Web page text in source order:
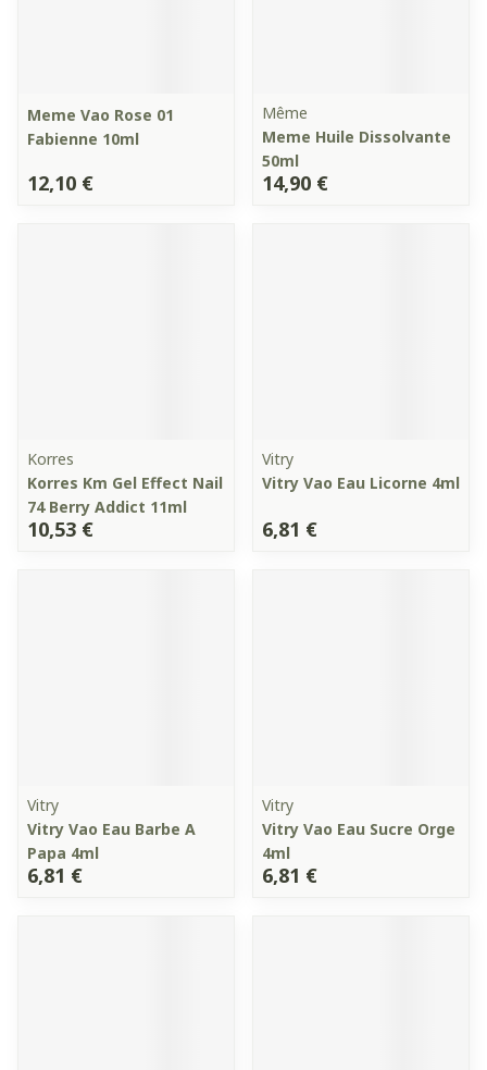
Meme Vao Rose 01
Fabienne 10ml
12,10 €
Même
Meme Huile Dissolvante
50ml
14,90 €
Korres
Korres Km Gel Effect Nail
74 Berry Addict 11ml
10,53 €
Vitry
Vitry Vao Eau Licorne 4ml
6,81 €
Vitry
Vitry Vao Eau Barbe A
Papa 4ml
6,81 €
Vitry
Vitry Vao Eau Sucre Orge
4ml
6,81 €